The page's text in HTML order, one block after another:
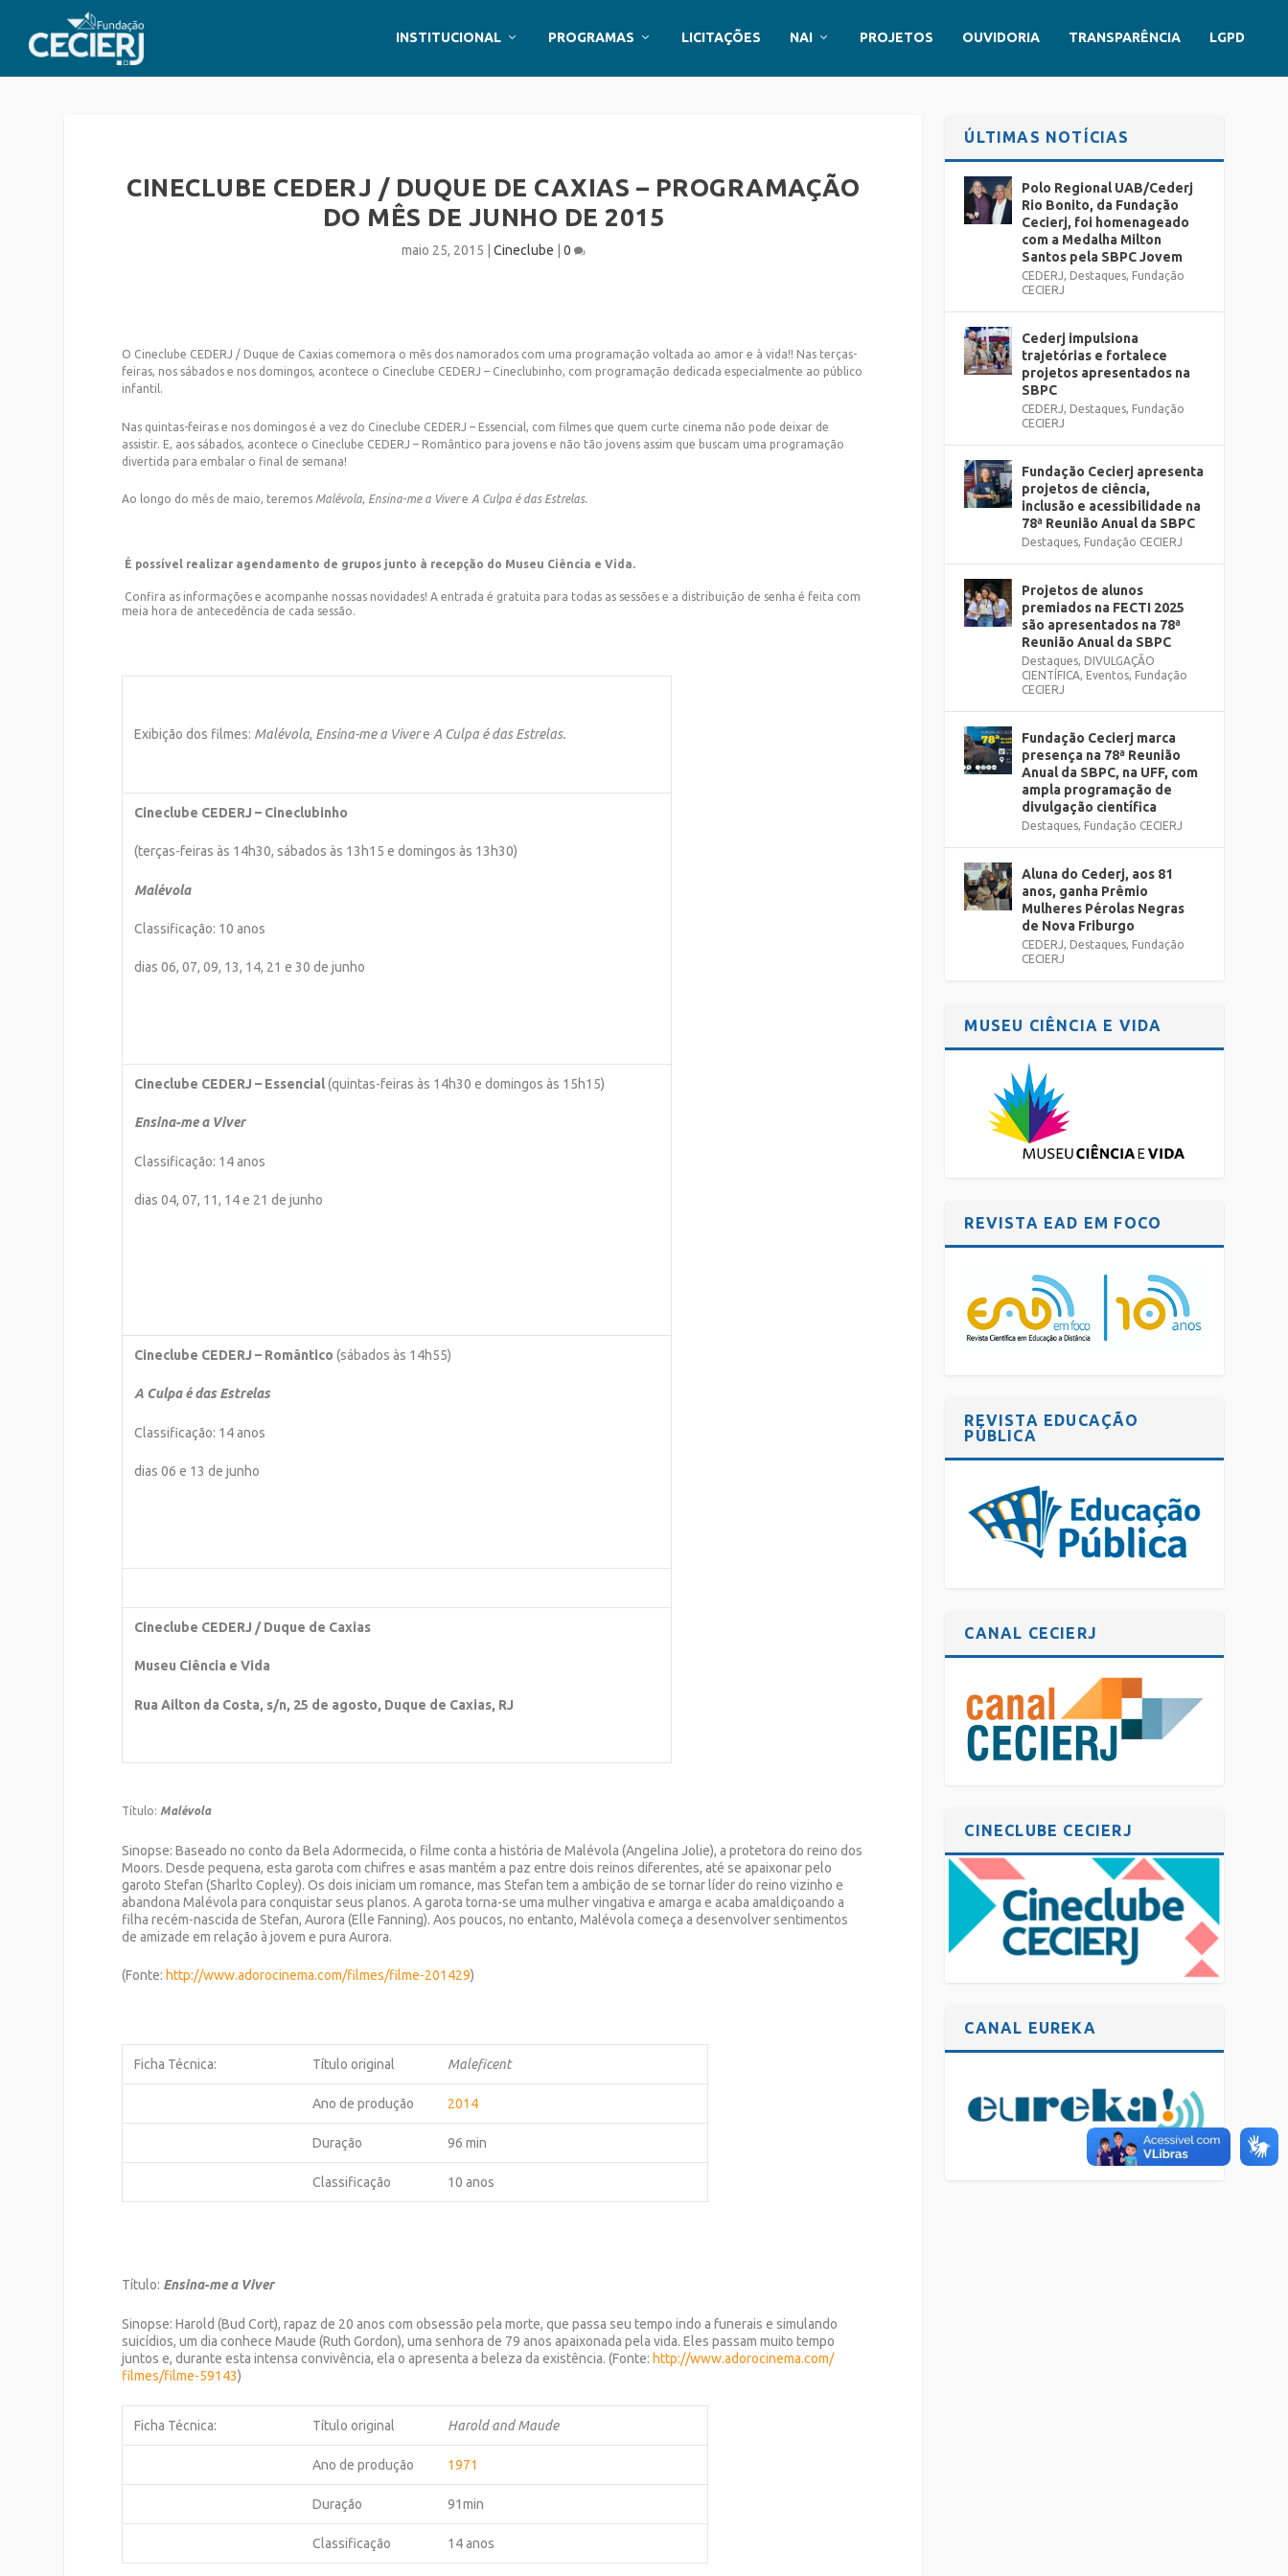
INSTITUCIONAL PROGRAMAS LICITAÇÕES NAI PROJETOS OUVIDORIA TRANSPARÊNCIA LGPD
CINECLUBE CEDERJ / DUQUE DE CAXIAS – PROGRAMAÇÃO
DO MÊS DE JUNHO DE 2015
maio 25, 2015 Cineclube 0
O Cineclube CEDERJ / Duque de Caxias comemora o mês dos namorados com uma programação voltada ao amor e à vida!! Nas terças-
feiras, nos sábados e nos domingos, acontece o Cineclube CEDERJ – Cineclubinho, com programação dedicada especialmente ao público
infantil.
Nas quintas-feiras e nos domingos é a vez do Cineclube CEDERJ – Essencial, com filmes que quem curte cinema não pode deixar de
assistir. E, aos sábados, acontece o Cineclube CEDERJ – Romântico para jovens e não tão jovens assim que buscam uma programação
divertida para embalar o final de semana!
Ao longo do mês de maio, teremos Malévola, Ensina-me a Vivere A Culpa é das Estrelas.
É possível realizar agendamento de grupos junto à recepção do Museu Ciência e Vida.
Confira as informações e acompanhe nossas novidades! A entrada é gratuita para todas as sessões e a distribuição de senha é feita com
meia hora de antecedência de cada sessão.
Exibição dos filmes: Malévola, Ensina-me a VivereA Culpa é das Estrelas.
Cineclube CEDERJ – Cineclubinho
(terças-feiras às 14h30, sábados às 13h15 e domingos às 13h30)
Malévola
Classificação: 10 anos
dias 06, 07, 09, 13, 14, 21 e 30 de junho
Cineclube CEDERJ – Essencial(quintas-feiras às 14h30 e domingos às 15h15)
Ensina-me a Viver
Classificação: 14 anos
dias 04, 07, 11, 14 e 21 de junho
Cineclube CEDERJ – Romântico (sábados às 14h55)
A Culpa é das Estrelas
Classificação: 14 anos
dias 06 e 13 de junho
Cineclube CEDERJ / Duque de Caxias
Museu Ciência e Vida
Rua Ailton da Costa, s/n, 25 de agosto, Duque de Caxias, RJ
Título: Malévola
Sinopse: Baseado no conto da Bela Adormecida, o filme conta a história de Malévola (Angelina Jolie), a protetora do reino dos
Moors. Desde pequena, esta garota com chifres e asas mantém a paz entre dois reinos diferentes, até se apaixonar pelo
garoto Stefan (Sharlto Copley). Os dois iniciam um romance, mas Stefan tem a ambição de se tornar líder do reino vizinho e
abandona Malévola para conquistar seus planos. A garota torna-se uma mulher vingativa e amarga e acaba amaldiçoando a
filha recém-nascida de Stefan, Aurora (Elle Fanning). Aos poucos, no entanto, Malévola começa a desenvolver sentimentos
de amizade em relação à jovem e pura Aurora.
(Fonte: http://www.adorocinema.com/filmes/filme-201429)
Ficha Técnica: Título original Maleficent
Ano de produção 2014
Duração 96 min
Classificação 10 anos
Título: Ensina-me a Viver
Sinopse: Harold (Bud Cort), rapaz de 20 anos com obsessão pela morte, que passa seu tempo indo a funerais e simulando
suicídios, um dia conhece Maude (Ruth Gordon), uma senhora de 79 anos apaixonada pela vida. Eles passam muito tempo
juntos e, durante esta intensa convivência, ela o apresenta a beleza da existência. (Fonte: http://www.adorocinema.com/
filmes/filme-59143)
Ficha Técnica: Título original Harold and Maude
Ano de produção 1971
Duração 91min
Classificação 14 anos
ÚLTIMAS NOTÍCIAS
Polo Regional UAB/Cederj
Rio Bonito, da Fundação
Cecierj, foi homenageado
com a Medalha Milton
Santos pela SBPC Jovem
CEDERJ, Destaques, Fundação
CECIERJ
Cederj impulsiona
trajetórias e fortalece
projetos apresentados na
SBPC
CEDERJ, Destaques, Fundação
CECIERJ
Fundação Cecierj apresenta
projetos de ciência,
inclusão e acessibilidade na
78ª Reunião Anual da SBPC
Destaques, Fundação CECIERJ
Projetos de alunos
premiados na FECTI 2025
são apresentados na 78ª
Reunião Anual da SBPC
Destaques, DIVULGAÇÃO
CIENTÍFICA, Eventos, Fundação
CECIERJ
Fundação Cecierj marca
presença na 78ª Reunião
Anual da SBPC, na UFF, com
ampla programação de
divulgação científica
Destaques, Fundação CECIERJ
Aluna do Cederj, aos 81
anos, ganha Prêmio
Mulheres Pérolas Negras
de Nova Friburgo
CEDERJ, Destaques, Fundação
CECIERJ
MUSEU CIÊNCIA E VIDA
REVISTA EAD EM FOCO
REVISTA EDUCAÇÃO
PÚBLICA
CANAL CECIERJ
CINECLUBE CECIERJ
CANAL EUREKA